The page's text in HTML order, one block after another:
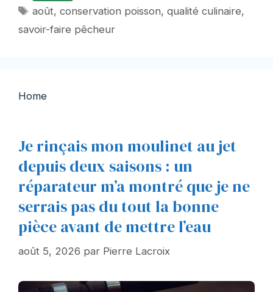
Étiquettes
août,conservation poisson,qualité culinaire,
savoir-faire pêcheur
Home
Je rinçais mon moulinet au jet
depuis deux saisons : un
réparateur m’a montré que je ne
serrais pas du tout la bonne
pièce avant de mettre l’eau
août 5, 2026 par Pierre Lacroix